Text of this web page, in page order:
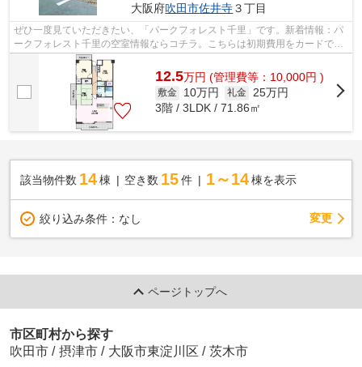
大阪府吹田市佐井寺３丁目
ぜひ一度見ていただきたい、「パークフォレスト千里」です。新着情報：パ
ークフォレスト千里の空室情報ならコチラ。こちらは初期費用をカードでお
支払いいただける物件なので、支払い...
12.5万円 (管理費等：10,000円 )
敷金 10万円 礼金
25万円
3階 / 3LDK / 71.86㎡
該当物件数 14棟 空き数 15 件 1～14 棟を表示
絞り込み条件： なし 変更
ページトップへ
市区町村から探す
吹田市 / 摂津市 / 大阪市東淀川区 / 茨木市